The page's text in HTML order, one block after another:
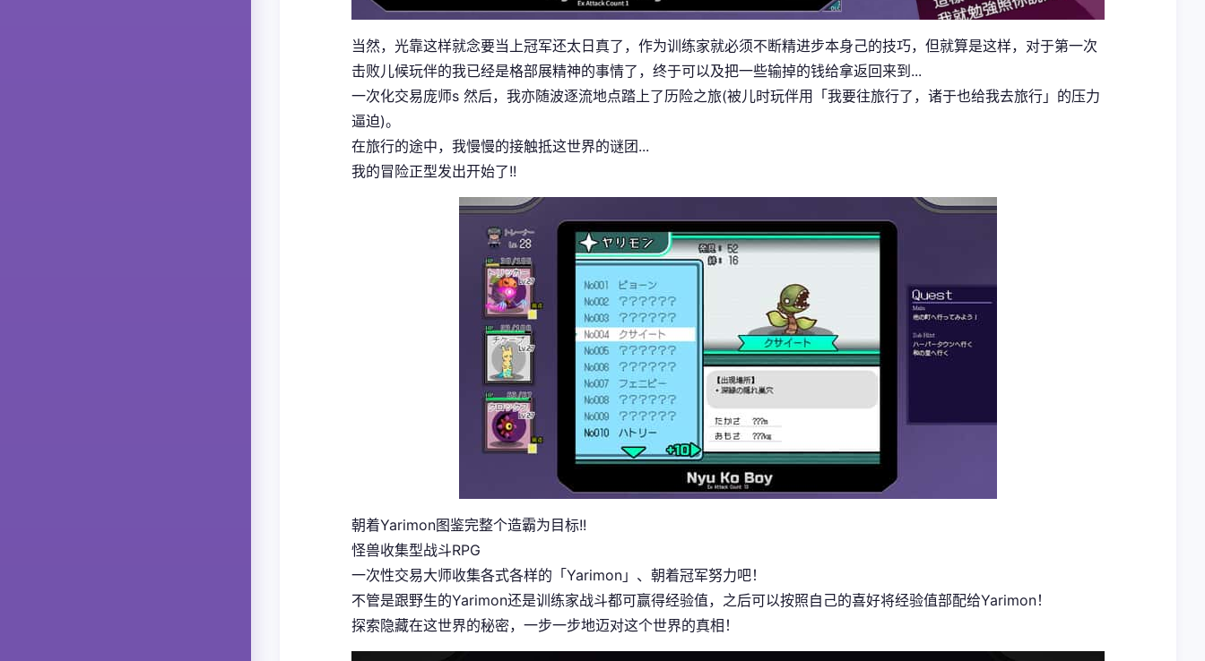
当然，光靠这样就念要当上冠军还太日真了，作为训练家就必须不断精进步本身己的技巧，但就算是这样，对于第一次
击败儿候玩伴的我已经是格部展精神的事情了，终于可以及把一些输掉的钱给拿返回来到...
一次化交易庞师s 然后，我亦随波逐流地点踏上了历险之旅(被儿时玩伴用「我要往旅行了，诸于也给我去旅行」的压力
逼迫)。
在旅行的途中，我慢慢的接触抵这世界的谜团...
我的冒险正型发出开始了!!
朝着Yarimon图鉴完整个造霸为目标!!
怪兽收集型战斗RPG
一次性交易大师收集各式各样的「Yarimon」、朝着冠军努力吧！
不管是跟野生的Yarimon还是训练家战斗都可赢得经验值，之后可以按照自己的喜好将经验值部配给Yarimon！
探索隐藏在这世界的秘密，一步一步地迈对这个世界的真相！